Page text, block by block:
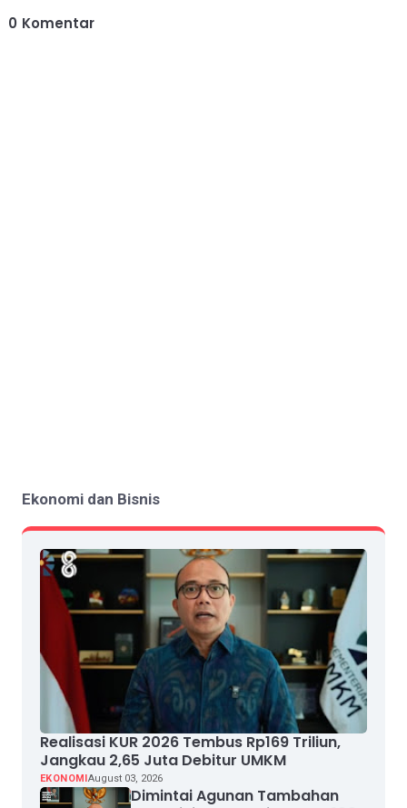
0 Komentar
Ekonomi dan Bisnis
Realisasi KUR 2026 Tembus Rp169 Triliun,
Jangkau 2,65 Juta Debitur UMKM
EKONOMIAugust 03, 2026
Dimintai Agunan Tambahan